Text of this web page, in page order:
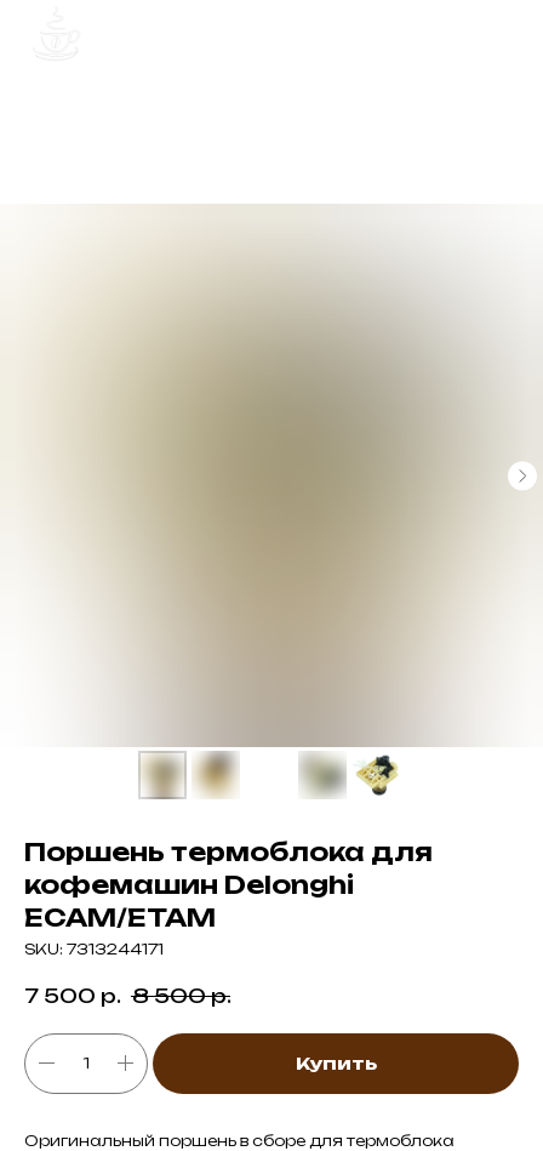
Поршень термоблока для
кофемашин Delonghi
ECAM/ETAM
SKU: 7313244171
7 500 р. 8 500 р.
Купить
Оригинальный поршень в сборе для термоблока